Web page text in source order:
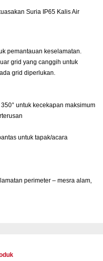
Suria IP65 Kalis Air
pemantauan keselamatan.
grid yang canggih untuk
grid diperlukan.
untuk kecekapan maksimum
untuk tapak/acara
perimeter – mesra alam,